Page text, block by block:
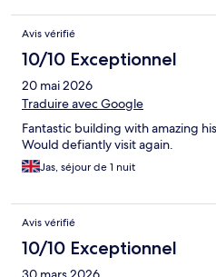
Avis vérifié
10/10 Exceptionnel
20 mai 2026
Traduire avec Google
Fantastic building with amazing
Would defiantly visit again.
Jas, séjour de 1 nuit
Avis vérifié
10/10 Exceptionnel